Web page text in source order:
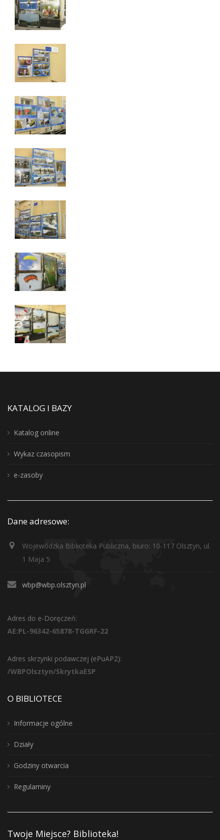
KATALOG I BAZY
Katalog online
Wykaz czasopism
e-zasoby
Dane adresowe:
Wojewódzka Biblioteka Publiczna, biuro: 10-117 Olsztyn, ul.
1 Maja 5
wbp@wbp.olsztyn.pl
Adres do e-Doręczeń:
AE:PL-96342-65878-TGGRF-22
Adres skrzynki podawczej (ePuAP2):
/WBPOlsztyn/SkrytkaESP
O BIBLIOTECE
Informacje ogólne
Działy
Godziny otwarcia
Regulaminy
Twoje Miejsce? Biblioteka!